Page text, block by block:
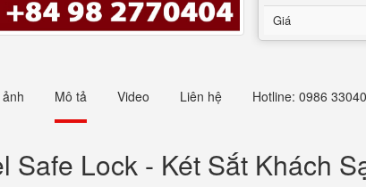
Giá
Mô tả Video Liên hệ Hotline: 0986
Safe Lock - Két Sắt Khách